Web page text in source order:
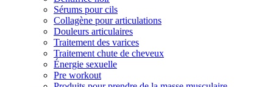
Sérums pour cils
Collagène pour articulations
Douleurs articulaires
Traitement des varices
Traitement chute de cheveux
Énergie sexuelle
Pre workout